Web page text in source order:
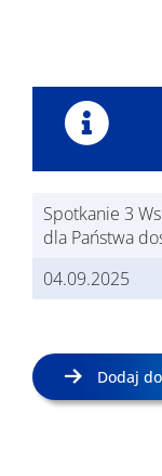
Spotkanie 3
dla Państwa
04.09.2025
Dodaj